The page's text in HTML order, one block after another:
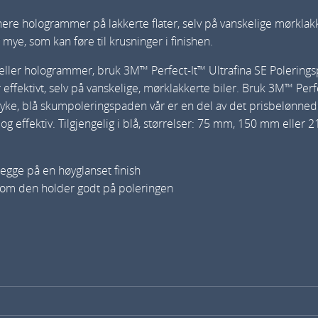
c
t
i
g
s
hologrammer på lakkerte flater, selv på vanskelige
som kan føre til krusninger i finishen.
hologrammer, bruk 3M™ Perfect‐It™ Ultrafina SE
selv på vanskelige, mørklakkerte biler. Bruk 3M™
blå skumpoleringspaden vår er en del av det
effektiv. Tilgjengelig i blå, størrelser: 75 mm, 150 mm eller
på en høyglanset finish
den holder godt på poleringen